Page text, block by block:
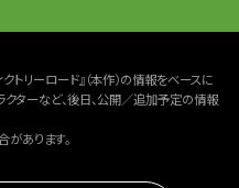
トリーロード』（本作）の情報をベースに
クターなど、後日、公開／追加予定の情報
あります。